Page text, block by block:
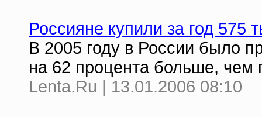
Россияне купили за год 575
В 2005 году в России было
на 62 процента больше, чем
Lenta.Ru | 13.01.2006 08:10